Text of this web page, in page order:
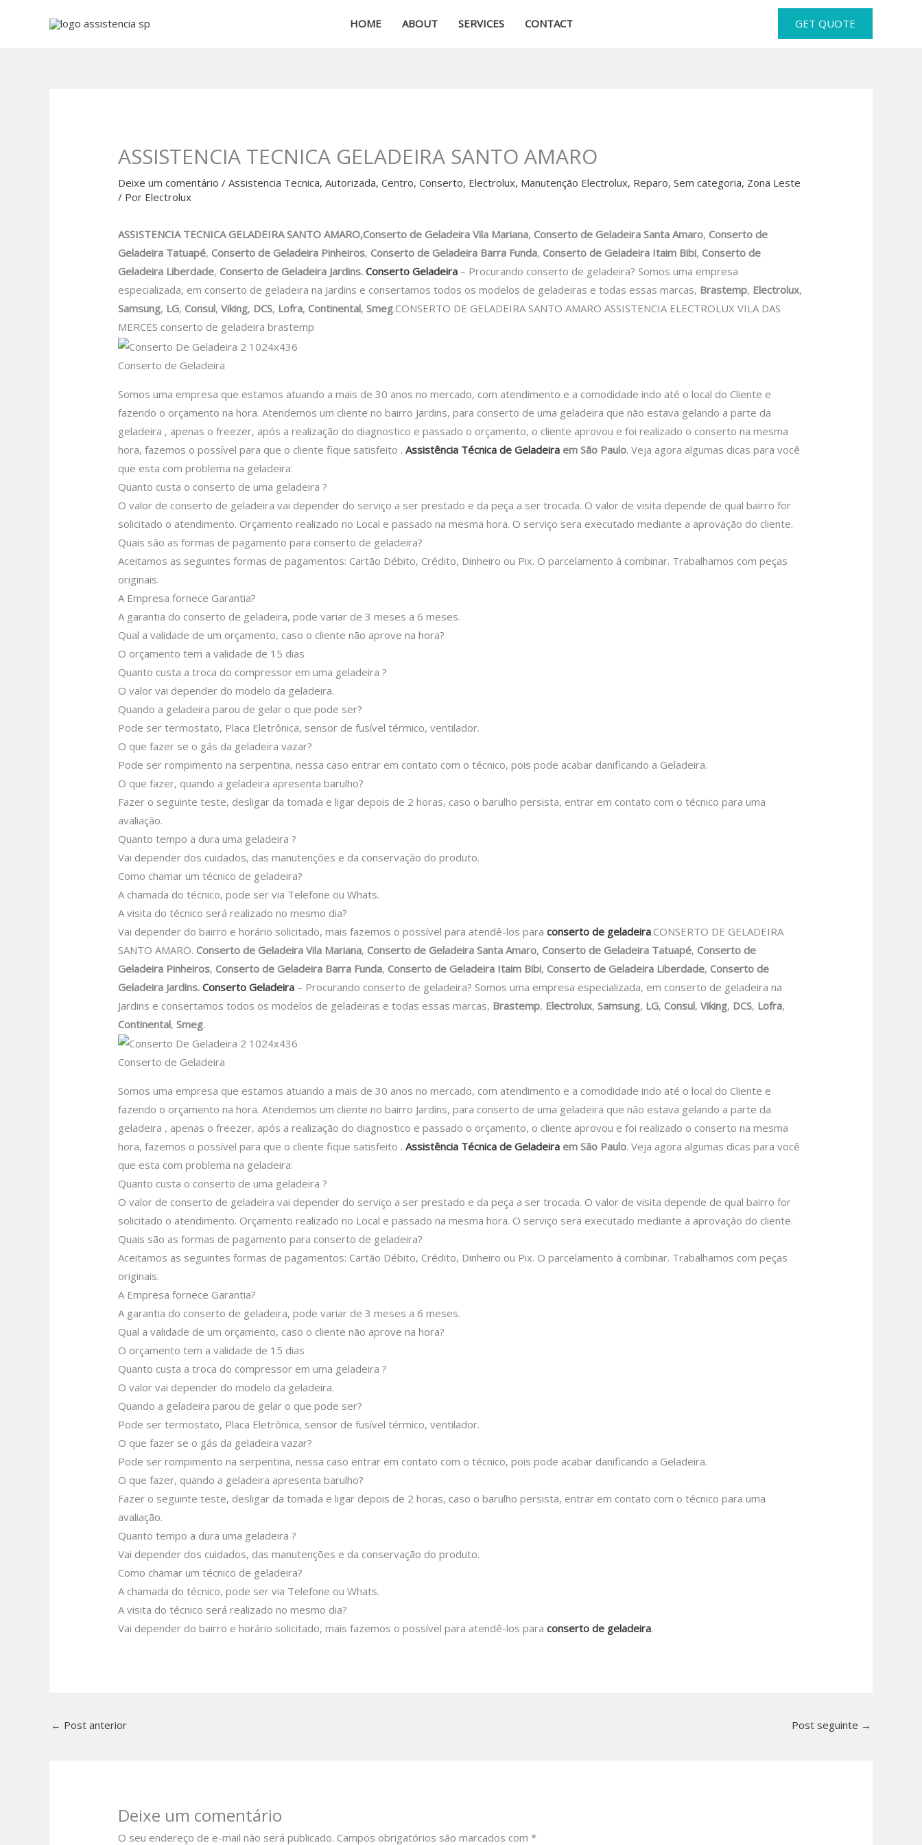
HOME ABOUT SERVICES CONTACT GET QUOTE
ASSISTENCIA TECNICA GELADEIRA SANTO AMARO
Deixe um comentário /Assistencia Tecnica,Autorizada,Centro,Conserto, Electrolux, Manutenção Electrolux, Reparo,Sem categoria, Zona Leste
/ Por Electrolux
ASSISTENCIA TECNICA GELADEIRA SANTO AMARO,Conserto de Geladeira Vila Mariana,Conserto de Geladeira Santa Amaro,Conserto de
Geladeira Tatuapé,Conserto de Geladeira Pinheiros,Conserto de Geladeira Barra Funda,Conserto de Geladeira Itaim Bibi,Conserto de
Geladeira Liberdade,Conserto de Geladeira Jardins. Conserto Geladeira – Procurando conserto de geladeira? Somos uma empresa
especializada, em conserto de geladeira na Jardins e consertamos todos os modelos de geladeiras e todas essas marcas, Brastemp, Electrolux,
Samsung, LG,Consul,Viking, DCS, Lofra,Continental,Smeg.CONSERTO DE GELADEIRA SANTO AMARO ASSISTENCIA ELECTROLUX VILA DAS
MERCES conserto de geladeira brastemp
Conserto de Geladeira
Somos uma empresa que estamos atuando a mais de 30 anos no mercado, com atendimento e a comodidade indo até o local do Cliente e
fazendo o orçamento na hora. Atendemos um cliente no bairro Jardins, para conserto de uma geladeira que não estava gelando a parte da
geladeira , apenas o freezer, após a realização do diagnostico e passado o orçamento, o cliente aprovou e foi realizado o conserto na mesma
hora, fazemos o possível para que o cliente fique satisfeito .Assistência Técnica de Geladeira em São Paulo.Veja agora algumas dicas para você
que esta com problema na geladeira:
Quanto custa o conserto de uma geladeira ?
O valor de conserto de geladeira vai depender do serviço a ser prestado e da peça a ser trocada. O valor de visita depende de qual bairro for
solicitado o atendimento. Orçamento realizado no Local e passado na mesma hora. O serviço sera executado mediante a aprovação do cliente.
Quais são as formas de pagamento para conserto de geladeira?
Aceitamos as seguintes formas de pagamentos: Cartão Débito, Crédito, Dinheiro ou Pix. O parcelamento á combinar. Trabalhamos com peças
originais.
A Empresa fornece Garantia?
A garantia do conserto de geladeira, pode variar de 3 meses a 6 meses.
Qual a validade de um orçamento, caso o cliente não aprove na hora?
O orçamento tem a validade de 15 dias
Quanto custa a troca do compressor em uma geladeira ?
O valor vai depender do modelo da geladeira.
Quando a geladeira parou de gelar o que pode ser?
Pode ser termostato, Placa Eletrônica, sensor de fusível térmico, ventilador.
O que fazer se o gás da geladeira vazar?
Pode ser rompimento na serpentina, nessa caso entrar em contato com o técnico, pois pode acabar danificando a Geladeira.
O que fazer, quando a geladeira apresenta barulho?
Fazer o seguinte teste, desligar da tomada e ligar depois de 2 horas, caso o barulho persista, entrar em contato com o técnico para uma
avaliação.
Quanto tempo a dura uma geladeira ?
Vai depender dos cuidados, das manutenções e da conservação do produto.
Como chamar um técnico de geladeira?
A chamada do técnico, pode ser via Telefone ou Whats.
A visita do técnico será realizado no mesmo dia?
Vai depender do bairro e horário solicitado, mais fazemos o possível para atendê-los paraconserto de geladeira.CONSERTO DE GELADEIRA
SANTO AMARO.Conserto de Geladeira Vila Mariana,Conserto de Geladeira Santa Amaro,Conserto de Geladeira Tatuapé,Conserto de
Geladeira Pinheiros,Conserto de Geladeira Barra Funda,Conserto de Geladeira Itaim Bibi,Conserto de Geladeira Liberdade,Conserto de
Geladeira Jardins. Conserto Geladeira – Procurando conserto de geladeira? Somos uma empresa especializada, em conserto de geladeira na
Jardins e consertamos todos os modelos de geladeiras e todas essas marcas, Brastemp, Electrolux,Samsung, LG,Consul,Viking, DCS, Lofra,
Continental,Smeg.
Conserto de Geladeira
Somos uma empresa que estamos atuando a mais de 30 anos no mercado, com atendimento e a comodidade indo até o local do Cliente e
fazendo o orçamento na hora. Atendemos um cliente no bairro Jardins, para conserto de uma geladeira que não estava gelando a parte da
geladeira , apenas o freezer, após a realização do diagnostico e passado o orçamento, o cliente aprovou e foi realizado o conserto na mesma
hora, fazemos o possível para que o cliente fique satisfeito .Assistência Técnica de Geladeira em São Paulo.Veja agora algumas dicas para você
que esta com problema na geladeira:
Quanto custa o conserto de uma geladeira ?
O valor de conserto de geladeira vai depender do serviço a ser prestado e da peça a ser trocada. O valor de visita depende de qual bairro for
solicitado o atendimento. Orçamento realizado no Local e passado na mesma hora. O serviço sera executado mediante a aprovação do cliente.
Quais são as formas de pagamento para conserto de geladeira?
Aceitamos as seguintes formas de pagamentos: Cartão Débito, Crédito, Dinheiro ou Pix. O parcelamento á combinar. Trabalhamos com peças
originais.
A Empresa fornece Garantia?
A garantia do conserto de geladeira, pode variar de 3 meses a 6 meses.
Qual a validade de um orçamento, caso o cliente não aprove na hora?
O orçamento tem a validade de 15 dias
Quanto custa a troca do compressor em uma geladeira ?
O valor vai depender do modelo da geladeira.
Quando a geladeira parou de gelar o que pode ser?
Pode ser termostato, Placa Eletrônica, sensor de fusível térmico, ventilador.
O que fazer se o gás da geladeira vazar?
Pode ser rompimento na serpentina, nessa caso entrar em contato com o técnico, pois pode acabar danificando a Geladeira.
O que fazer, quando a geladeira apresenta barulho?
Fazer o seguinte teste, desligar da tomada e ligar depois de 2 horas, caso o barulho persista, entrar em contato com o técnico para uma
avaliação.
Quanto tempo a dura uma geladeira ?
Vai depender dos cuidados, das manutenções e da conservação do produto.
Como chamar um técnico de geladeira?
A chamada do técnico, pode ser via Telefone ou Whats.
A visita do técnico será realizado no mesmo dia?
Vai depender do bairro e horário solicitado, mais fazemos o possível para atendê-los paraconserto de geladeira.
← Post anterior Post seguinte →
Deixe um comentário
O seu endereço de e-mail não será publicado. Campos obrigatórios são marcados com*